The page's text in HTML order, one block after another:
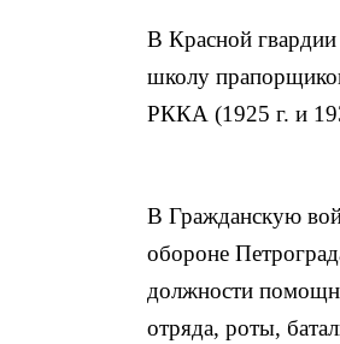
В Красной
школу
РККА (1925 г. и
В Гражданскую
обороне
должности
отряда, роты,